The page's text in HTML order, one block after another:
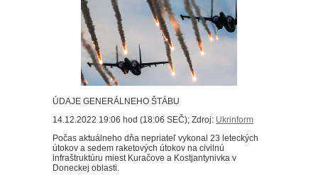
ÚDAJE GENERÁLNEHO ŠTÁBU
14.12.2022 19:06 hod (18:06 SEČ); Zdroj: Ukrinform
Počas aktuálneho dňa nepriateľ vykonal 23 leteckých
útokov a sedem raketových útokov na civilnú
infraštruktúru miest Kuračove a Kostjantynivka v
Doneckej oblasti.